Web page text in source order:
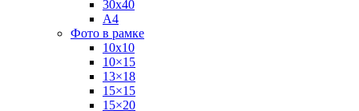
30х40
А4
Фото в рамке
10х10
10×15
13×18
15×15
15×20